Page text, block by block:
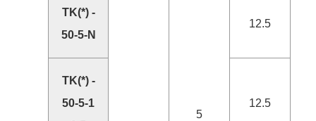
TK(*) -
50-5-N
5
12.5
TK(*) -
50-5-1
12.5